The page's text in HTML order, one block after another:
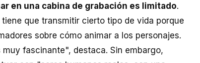
en una cabina de grabación es limitado.
que transmitir cierto tipo de vida porque
sobre cómo animar a los personajes.
muy fascinante", destaca. Sin embargo,